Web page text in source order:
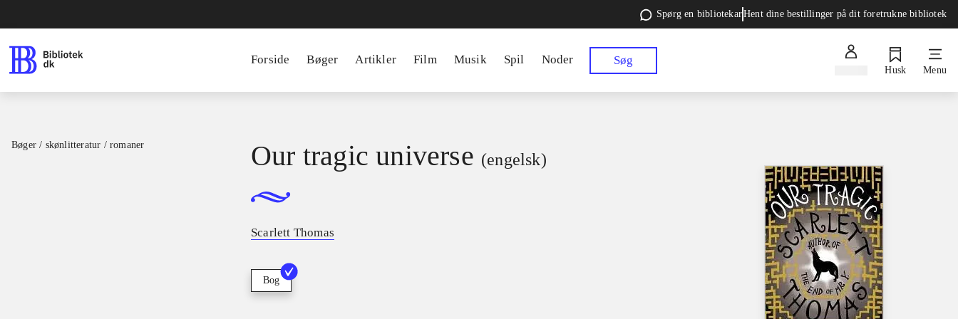
Spørg en bibliotekarHent dine bestillinger på dit foretrukne bibliotek
Forside Bøger Artikler Film Musik Spil Noder Søg
Husk Menu
Bøger / skønlitteratur / romaner Our tragic universe (engelsk)
Scarlett Thomas
Bog